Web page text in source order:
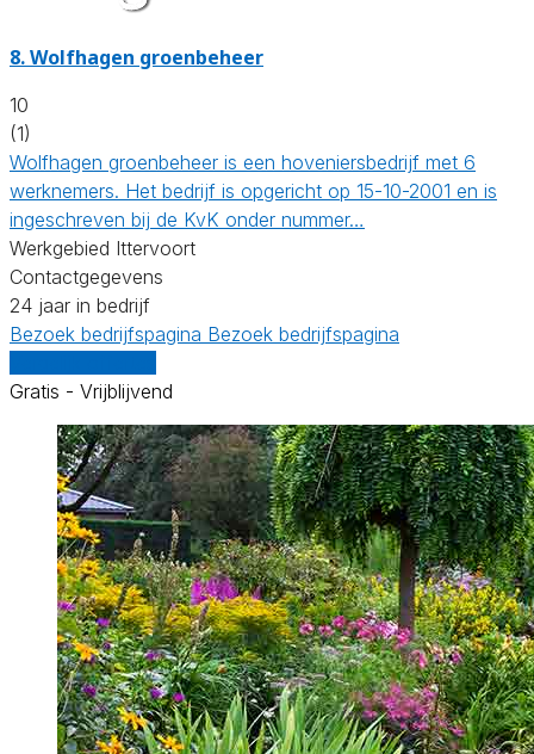
8.Wolfhagen groenbeheer
10
(1)
Wolfhagen groenbeheer is een hoveniersbedrijf met 6
werknemers. Het bedrijf is opgericht op 15-10-2001 en is
ingeschreven bij de KvK onder nummer…
Werkgebied Ittervoort
Contactgegevens
24 jaar in bedrijf
Bezoek bedrijfspagina Bezoek bedrijfspagina
Gratis - Vrijblijvend